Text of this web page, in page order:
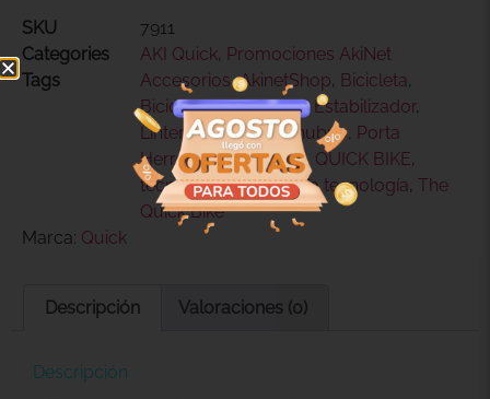
SKU
7911
Categories
AKI Quick, Promociones AkiNet
Tags
Accesorios,AkinetShop, Bicicleta,
Bicicletas,Bluetooth, Estabilizador,
Linternas quick,Manubrio, Porta
Herramientas,QUick, QUICK BIKE,
tecnologia,tecnología tecnología, The
Quick Bike
Marca: Quick
Descripción Valoraciones (0)
Descripción